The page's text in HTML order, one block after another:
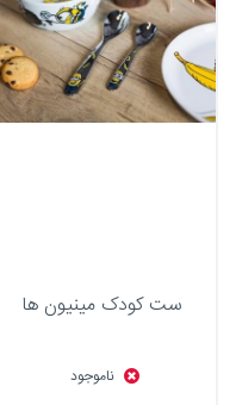
ست کودک مینیون ها
ناموجود